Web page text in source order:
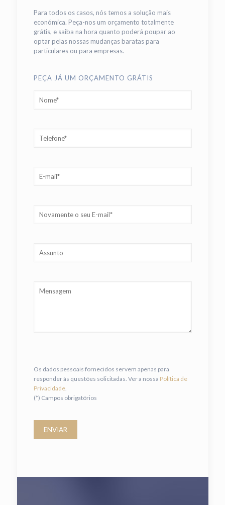
Para todos os casos, nós temos a solução mais
económica. Peça-nos um orçamento totalmente
grátis, e saiba na hora quanto poderá poupar ao
optar pelas nossas mudanças baratas para
particulares ou para empresas.
PEÇA JÁ UM ORÇAMENTO GRÁTIS
Os dados pessoais fornecidos servem apenas para
responder às questões solicitadas. Ver a nossa Política de
Privacidade.
(*) Campos obrigatórios